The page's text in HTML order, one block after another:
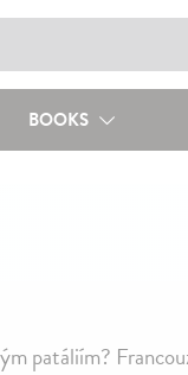
BOOKS
patáliím?